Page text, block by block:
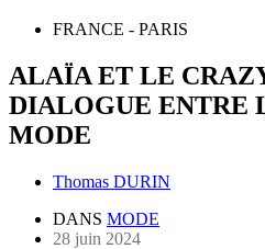
FRANCE - PARIS
ALAÏA ET LE
DIALOGUE ENTRE
MODE
Thomas DURIN
DANS MODE
28 juin 2024